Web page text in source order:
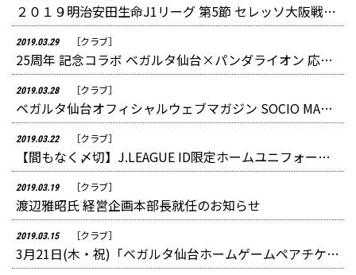
２０１９明治安田生命J1リーグ 第5節 セレッソ大阪戦における ベガルタ仙台サポーターの侮辱的行為について
2019.03.29 ［クラブ］
25周年 記念コラボ ベガルタ仙台×パンダライオン 応援ソング「STAY GOLD ～黄金の時代へ～」CD発売のお知らせ
2019.03.28 ［クラブ］
ベガルタ仙台オフィシャルウェブマガジン SOCIO MAGAZINE ログイン方法の変更および、メンテナンス終了のお知らせ
2019.03.22 ［クラブ］
【間もなく〆切】J.LEAGUE ID限定ホームユニフォームプレゼントキャンペーン
2019.03.19 ［クラブ］
渡辺雅昭氏 経営企画本部長就任のお知らせ
2019.03.15 ［クラブ］
3月21日(木・祝)「ベガルタ仙台ホームゲームペアチケットプレゼント抽選会」(やまや加茂店、やまや泉野村店限定)のお知らせ